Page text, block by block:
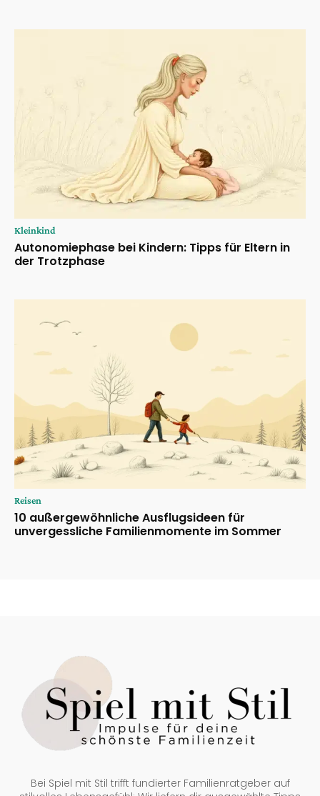
Kleinkind
Autonomiephase bei Kindern: Tipps für Eltern in
der Trotzphase
Reisen
10 außergewöhnliche Ausflugsideen für
unvergessliche Familienmomente im Sommer
Bei Spiel mit Stil trifft fundierter Familienratgeber auf